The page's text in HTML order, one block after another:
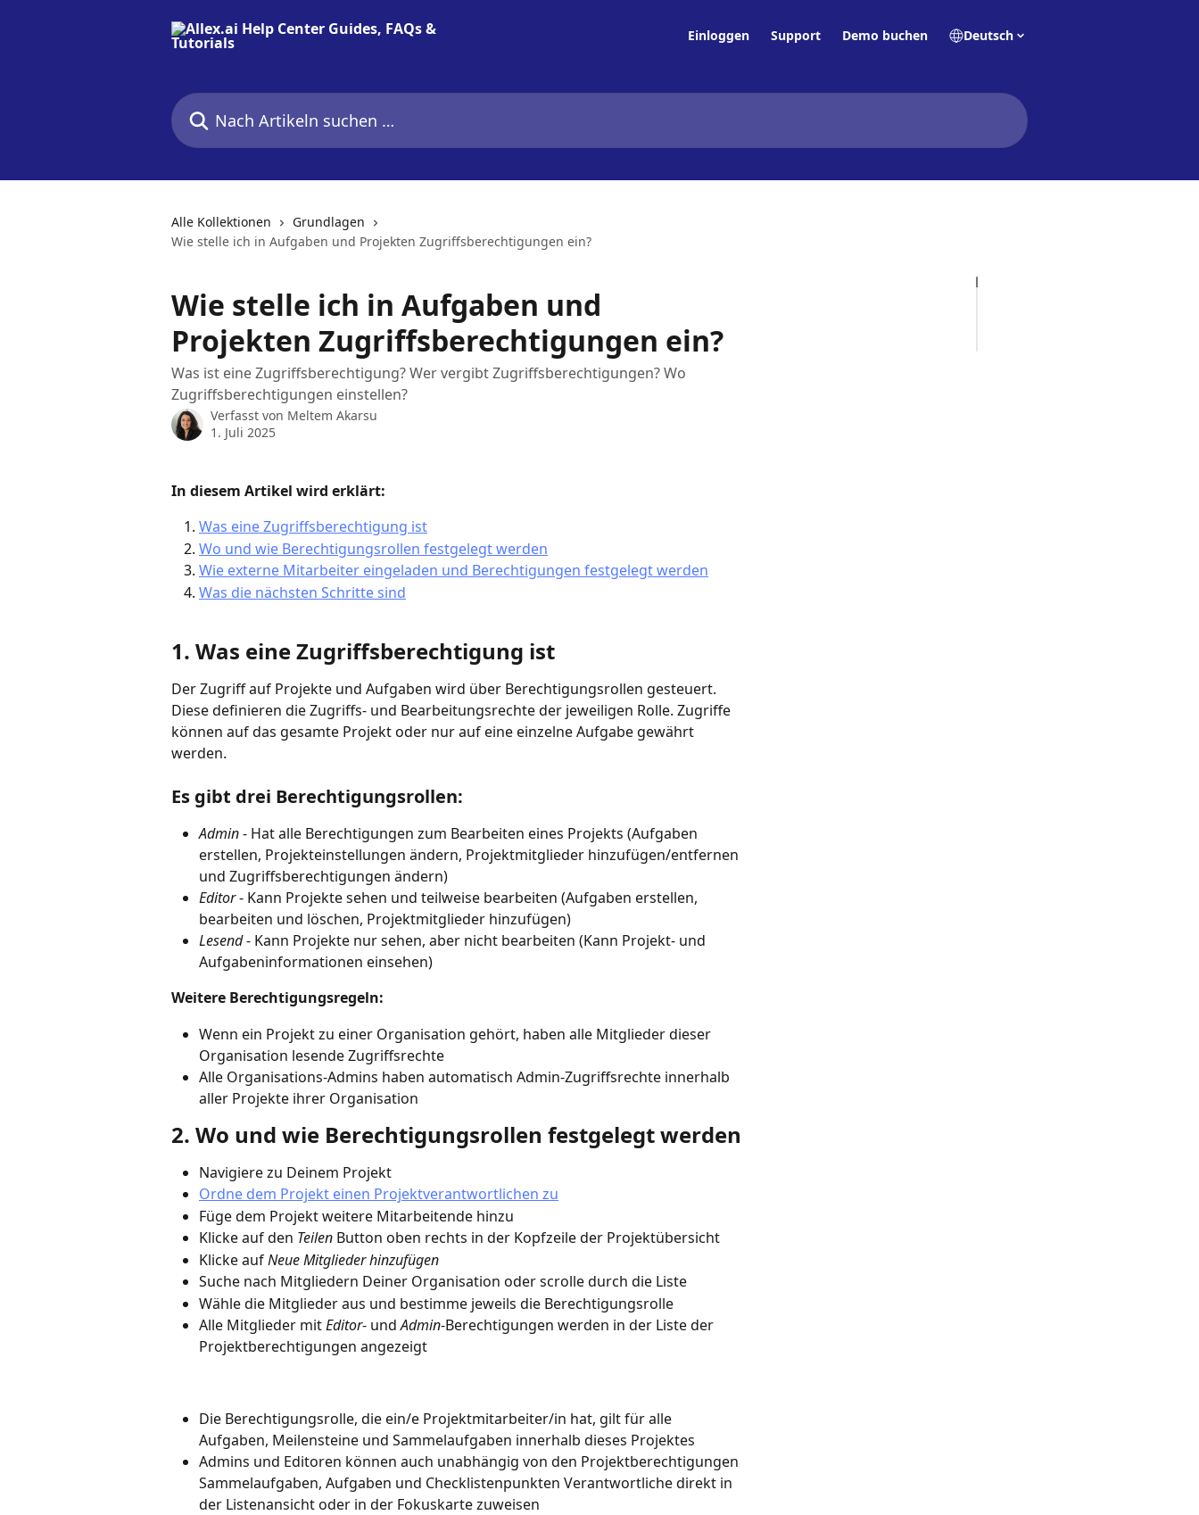
Einloggen Support Demo buchen Deutsch
Nach Artikeln suchen …
Alle Kollektionen
Grundlagen
Wie stelle ich in Aufgaben und Projekten Zugriffsberechtigungen ein?
Wie stelle ich in Aufgaben und
Projekten Zugriffsberechtigungen ein?
Was ist eine Zugriffsberechtigung? Wer vergibt Zugriffsberechtigungen? Wo
Zugriffsberechtigungen einstellen?
Verfasst von Meltem Akarsu
1. Juli 2025
In diesem Artikel wird erklärt:
Was eine Zugriffsberechtigung ist
Wo und wie Berechtigungsrollen festgelegt werden
Wie externe Mitarbeiter eingeladen und Berechtigungen festgelegt werden
Was die nächsten Schritte sind
1. Was eine Zugriffsberechtigung ist
Der Zugriff auf Projekte und Aufgaben wird über Berechtigungsrollen gesteuert.
Diese definieren die Zugriffs- und Bearbeitungsrechte der jeweiligen Rolle. Zugriffe
können auf das gesamte Projekt oder nur auf eine einzelne Aufgabe gewährt
werden.
Es gibt drei Berechtigungsrollen:
Admin - Hat alle Berechtigungen zum Bearbeiten eines Projekts (Aufgaben
erstellen, Projekteinstellungen ändern, Projektmitglieder hinzufügen/entfernen
und Zugriffsberechtigungen ändern)
Editor - Kann Projekte sehen und teilweise bearbeiten (Aufgaben erstellen,
bearbeiten und löschen, Projektmitglieder hinzufügen)
Lesend - Kann Projekte nur sehen, aber nicht bearbeiten (Kann Projekt- und
Aufgabeninformationen einsehen)
Weitere Berechtigungsregeln:
Wenn ein Projekt zu einer Organisation gehört, haben alle Mitglieder dieser
Organisation lesende Zugriffsrechte
Alle Organisations-Admins haben automatisch Admin-Zugriffsrechte innerhalb
aller Projekte ihrer Organisation
2. Wo und wie Berechtigungsrollen festgelegt werden
Navigiere zu Deinem Projekt
Ordne dem Projekt einen Projektverantwortlichen zu
Füge dem Projekt weitere Mitarbeitende hinzu
Klicke auf den Teilen Button oben rechts in der Kopfzeile der Projektübersicht
Klicke auf Neue Mitglieder hinzufügen
Suche nach Mitgliedern Deiner Organisation oder scrolle durch die Liste
Wähle die Mitglieder aus und bestimme jeweils die Berechtigungsrolle
Alle Mitglieder mit Editor- und Admin-Berechtigungen werden in der Liste der
Projektberechtigungen angezeigt
Die Berechtigungsrolle, die ein/e Projektmitarbeiter/in hat, gilt für alle
Aufgaben, Meilensteine und Sammelaufgaben innerhalb dieses Projektes
Admins und Editoren können auch unabhängig von den Projektberechtigungen
Sammelaufgaben, Aufgaben und Checklistenpunkten Verantwortliche direkt in
der Listenansicht oder in der Fokuskarte zuweisen